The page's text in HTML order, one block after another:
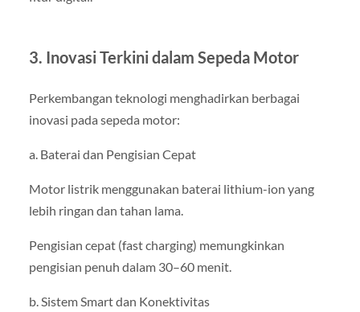
3. Inovasi Terkini dalam Sepeda Motor
Perkembangan teknologi menghadirkan berbagai
inovasi pada sepeda motor:
a. Baterai dan Pengisian Cepat
Motor listrik menggunakan baterai lithium-ion yang
lebih ringan dan tahan lama.
Pengisian cepat (fast charging) memungkinkan
pengisian penuh dalam 30–60 menit.
b. Sistem Smart dan Konektivitas